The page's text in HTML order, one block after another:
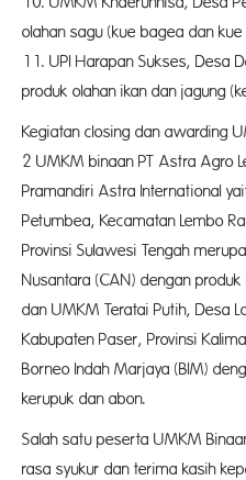
olahan sagu (kue bagea dan kue
11. UPI Harapan Sukses, Desa
produk olahan ikan dan jagung
Kegiatan closing dan awarding
2 UMKM binaan PT Astra Agro
Pramandiri Astra International
Petumbea, Kecamatan Lembo
Provinsi Sulawesi Tengah
Nusantara (CAN) dengan
dan UMKM Teratai Putih, Desa
Kabupaten Paser, Provinsi
Borneo Indah Marjaya (BIM)
kerupuk dan abon.
Salah satu peserta UMKM
rasa syukur dan terima kasih